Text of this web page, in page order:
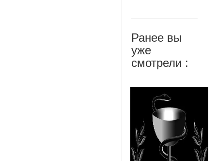
Ранее вы
уже
смотрели :